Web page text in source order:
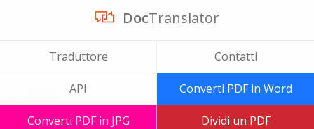
DocTranslator
Traduttore Contatti
API Converti PDF in Word
Converti PDF in JPG Dividi un PDF